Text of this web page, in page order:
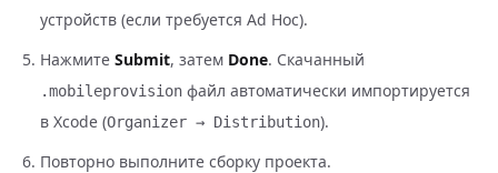
устройств (если требуется Ad Hoc).
Нажмите Submit, затем Done. Скачанный
.mobileprovision файл автоматически импортируется
в Xcode (Organizer → Distribution).
Повторно выполните сборку проекта.